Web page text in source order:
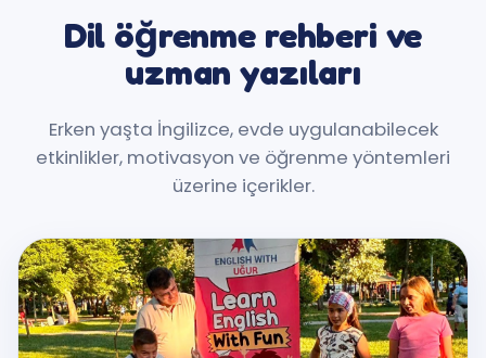
Dil öğrenme rehberi ve
uzman yazıları
Erken yaşta İngilizce, evde uygulanabilecek
etkinlikler, motivasyon ve öğrenme yöntemleri
üzerine içerikler.